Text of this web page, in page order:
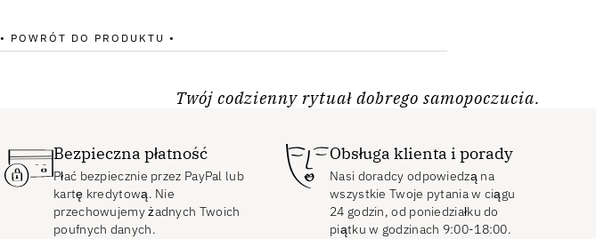
• POWRÓT DO PRODUKTU •
Twój codzienny rytuał dobrego samopoczucia.
Bezpieczna płatność
Płać bezpiecznie przez PayPal lub
kartę kredytową. Nie
przechowujemy żadnych Twoich
poufnych danych.
Obsługa klienta i porady
Nasi doradcy odpowiedzą na
wszystkie Twoje pytania w ciągu
24 godzin, od poniedziałku do
piątku w godzinach 9:00-18:00.